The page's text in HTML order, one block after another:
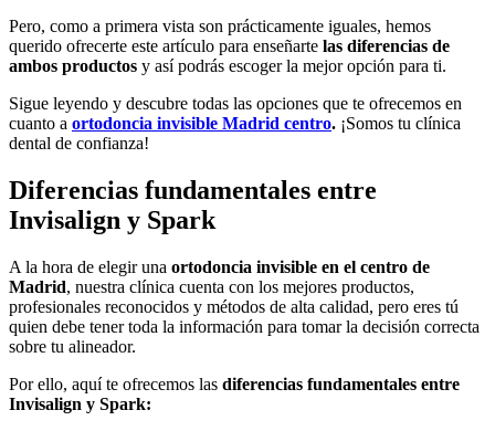
Pero, como a primera vista son prácticamente iguales, hemos
querido ofrecerte este artículo para enseñarte las diferencias de
ambos productos y así podrás escoger la mejor opción para ti.
Sigue leyendo y descubre todas las opciones que te ofrecemos en
cuanto a ortodoncia invisible Madrid centro. ¡Somos tu clínica
dental de confianza!
Diferencias fundamentales entre
Invisalign y Spark
A la hora de elegir una ortodoncia invisible en el centro de
Madrid, nuestra clínica cuenta con los mejores productos,
profesionales reconocidos y métodos de alta calidad, pero eres tú
quien debe tener toda la información para tomar la decisión correcta
sobre tu alineador.
Por ello, aquí te ofrecemos las diferencias fundamentales entre
Invisalign y Spark: